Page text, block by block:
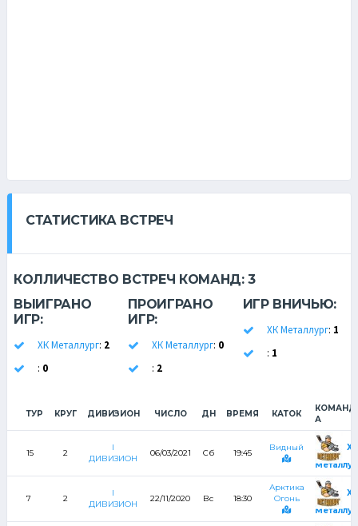
СТАТИСТИКА ВСТРЕЧ
КОЛЛИЧЕСТВО ВСТРЕЧ КОМАНД:3
ВЫИГРАНО
ИГР:
ХК Металлург: 2
: 0
ПРОИГРАНО
ИГР:
ХК Металлург: 0
: 2
ИГР ВНИЧЬЮ:
ХК Металлург: 1
: 1
ТУР КРУГ ДИВИЗИОН ЧИСЛО ДН ВРЕМЯ КАТОК
А
15 2
I
ДИВИЗИОН
06/03/2021 Сб 19:45
Видный
ХК
7 2
I
ДИВИЗИОН
22/11/2020 Вс 18:30
Арктика
Огонь
ХК